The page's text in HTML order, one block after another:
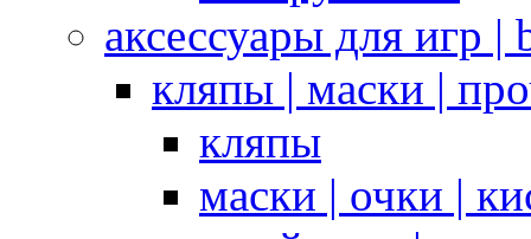
аксессуары для игр |
кляпы | маски |
кляпы
маски | очки |